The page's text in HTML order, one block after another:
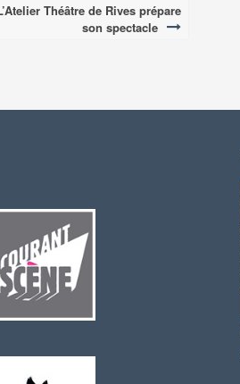
Théâtre de Rives prépare
son spectacle